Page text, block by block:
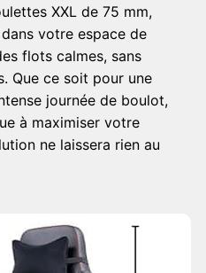
XXL de 75 mm,
votre espace de
flots calmes, sans
Que ce soit pour une
journée de boulot,
à maximiser votre
ne laissera rien au